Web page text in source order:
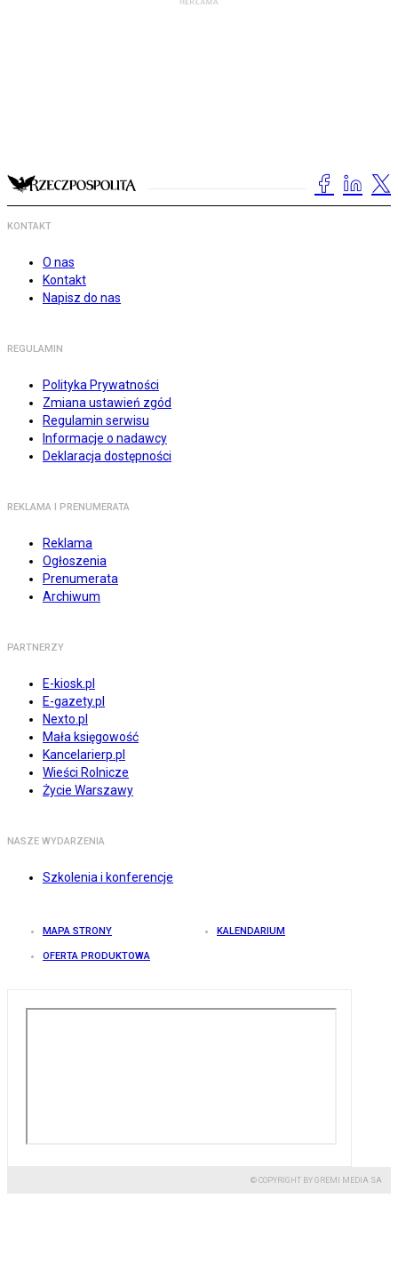
KONTAKT
O nas
Kontakt
Napisz do nas
REGULAMIN
Polityka Prywatności
Zmiana ustawień zgód
Regulamin serwisu
Informacje o nadawcy
Deklaracja dostępności
REKLAMA I PRENUMERATA
Reklama
Ogłoszenia
Prenumerata
Archiwum
PARTNERZY
E-kiosk.pl
E-gazety.pl
Nexto.pl
Mała księgowość
Kancelarierp.pl
Wieści Rolnicze
Życie Warszawy
NASZE WYDARZENIA
Szkolenia i konferencje
MAPA STRONY KALENDARIUM
OFERTA PRODUKTOWA
© COPYRIGHT BY GREMI MEDIA SA